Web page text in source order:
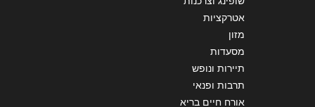
אטרקציות
מזון
מסעדות
תיירות ונופש
תרבות ופנאי
אורח חיים בריא